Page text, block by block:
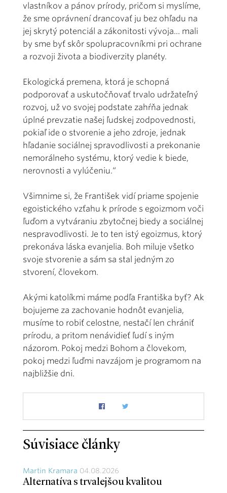
vlastníkov a pánov prírody, pričom si myslíme,
že sme oprávnení drancovať ju bez ohľadu na
jej skrytý potenciál a zákonitosti vývoja... mali
by sme byť skôr spolupracovníkmi pri ochrane
a rozvoji života a biodiverzity planéty.
Ekologická premena, ktorá je schopná
podporovať a uskutočňovať trvalo udržateľný
rozvoj, už vo svojej podstate zahŕňa jednak
úplné prevzatie našej ľudskej zodpovednosti,
pokiaľ ide o stvorenie a jeho zdroje, jednak
hľadanie sociálnej spravodlivosti a prekonanie
nemorálneho systému, ktorý vedie k biede,
nerovnosti a vylúčeniu.“
Všimnime si, že František vidí priame spojenie
egoistického vzťahu k prírode s egoizmom voči
ľuďom a vytváraniu zbytočnej biedy a sociálnej
nespravodlivosti. Je to ten istý egoizmus, ktorý
prekonáva láska evanjelia. Boh miluje všetko
svoje stvorenie a sám sa stal jedným zo
stvorení, človekom.
Akými katolíkmi máme podľa Františka byť? Ak
bojujeme za zachovanie hodnôt evanjelia,
musíme to robiť celostne, nestačí len chrániť
prírodu, a pritom nenávidieť ľudí s iným
názorom. Pokoj medzi Bohom a človekom,
pokoj medzi ľuďmi navzájom je programom na
najbližšie dni.
Súvisiace články
Martin Kramara 04.08.2026
Alternatíva s trvalejšou kvalitou